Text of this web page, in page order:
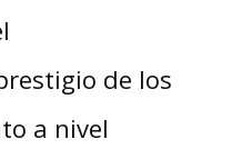
de los
a nivel